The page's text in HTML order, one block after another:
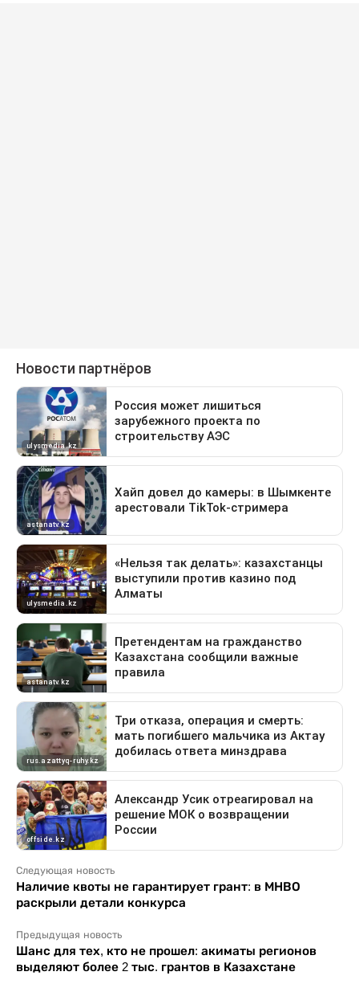
Следующая новость
Наличие квоты не гарантирует грант: в МНВО
раскрыли детали конкурса
Предыдущая новость
Шанс для тех, кто не прошел: акиматы регионов
выделяют более 2 тыс. грантов в Казахстане